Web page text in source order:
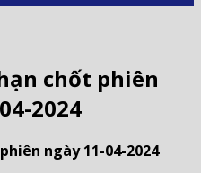
chốt phiên
2024
ngày 11-04-2024